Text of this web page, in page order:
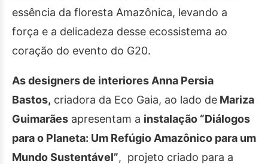
essência da floresta Amazônica, levando a
força e a delicadeza desse ecossistema ao
coração do evento do G20.
As designers de interiores Anna Persia
Bastos, criadora da Eco Gaia, ao lado de Mariza
Guimarães apresentam a instalação “Diálogos
para o Planeta: Um Refúgio Amazônico para um
Mundo Sustentável”, projeto criado para a